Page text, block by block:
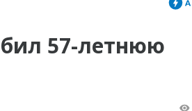
57-летнюю